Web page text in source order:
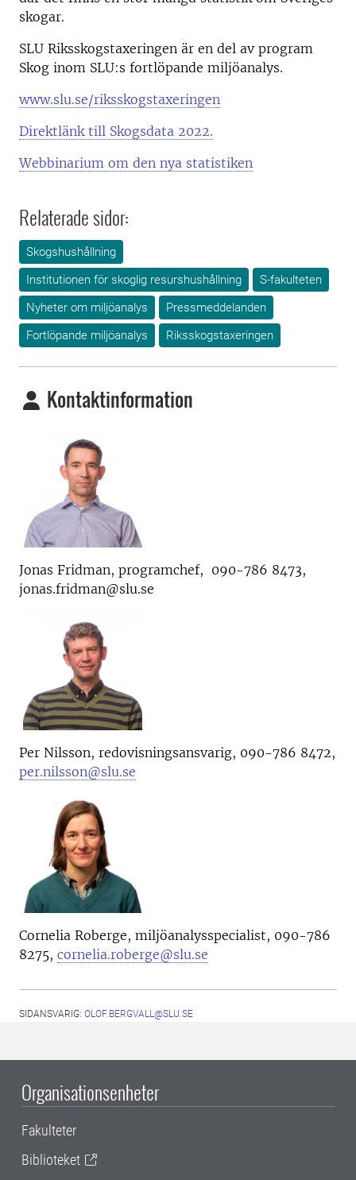
skogar.
SLU Riksskogstaxeringen är en del av program
Skog inom SLU:s fortlöpande miljöanalys.
www.slu.se/riksskogstaxeringen
Direktlänk till Skogsdata 2022.
Webbinarium om den nya statistiken
Relaterade sidor:
Skogshushållning
Institutionen för skoglig resurshushållning
S-fakulteten
Nyheter om miljöanalys
Pressmeddelanden
Fortlöpande miljöanalys
Riksskogstaxeringen
Kontaktinformation
Jonas Fridman, programchef, 090-786 8473,
jonas.fridman@slu.se
Per Nilsson, redovisningsansvarig, 090-786 8472,
per.nilsson@slu.se
Cornelia Roberge, miljöanalysspecialist, 090-786
8275, cornelia.roberge@slu.se
SIDANSVARIG: OLOF.BERGVALL@SLU.SE
Organisationsenheter
Fakulteter
Biblioteket